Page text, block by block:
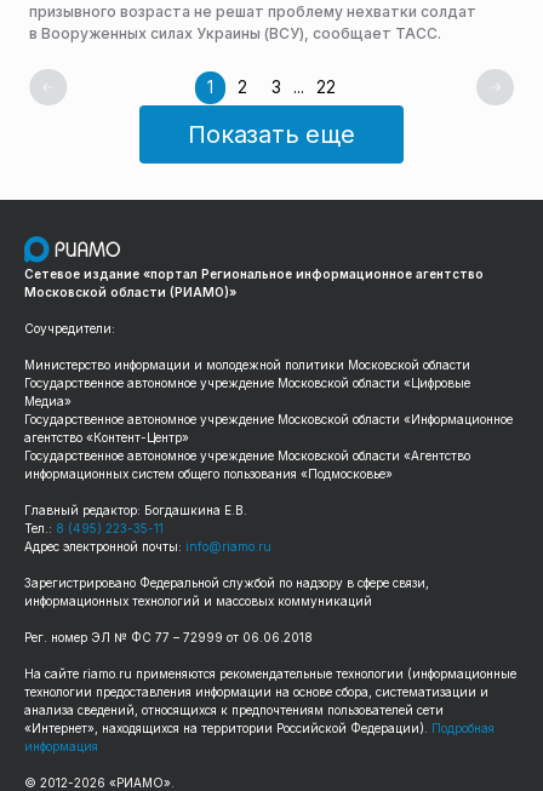
призывного возраста не решат проблему нехватки солдат
в Вооруженных силах Украины (ВСУ), сообщает ТАСС.
1 2 3 ... 22
Показать еще
Сетевое издание «портал Региональное информационное агентство
Московской области (РИАМО)»
Соучредители:
Министерство информации и молодежной политики Московской области
Государственное автономное учреждение Московской области «Цифровые
Медиа»
Государственное автономное учреждение Московской области «Информационное
агентство «Контент-Центр»
Государственное автономное учреждение Московской области «Агентство
информационных систем общего пользования «Подмосковье»
Главный редактор: Богдашкина Е.В.
Тел.: 8 (495) 223-35-11
Адрес электронной почты: info@riamo.ru
Зарегистрировано Федеральной службой по надзору в сфере связи,
информационных технологий и массовых коммуникаций
Рег. номер ЭЛ № ФС 77 – 72999 от 06.06.2018
На сайте riamo.ru применяются рекомендательные технологии (информационные
технологии предоставления информации на основе сбора, систематизации и
анализа сведений, относящихся к предпочтениям пользователей сети
«Интернет», находящихся на территории Российской Федерации). Подробная
информация
© 2012-2026 «РИАМО».